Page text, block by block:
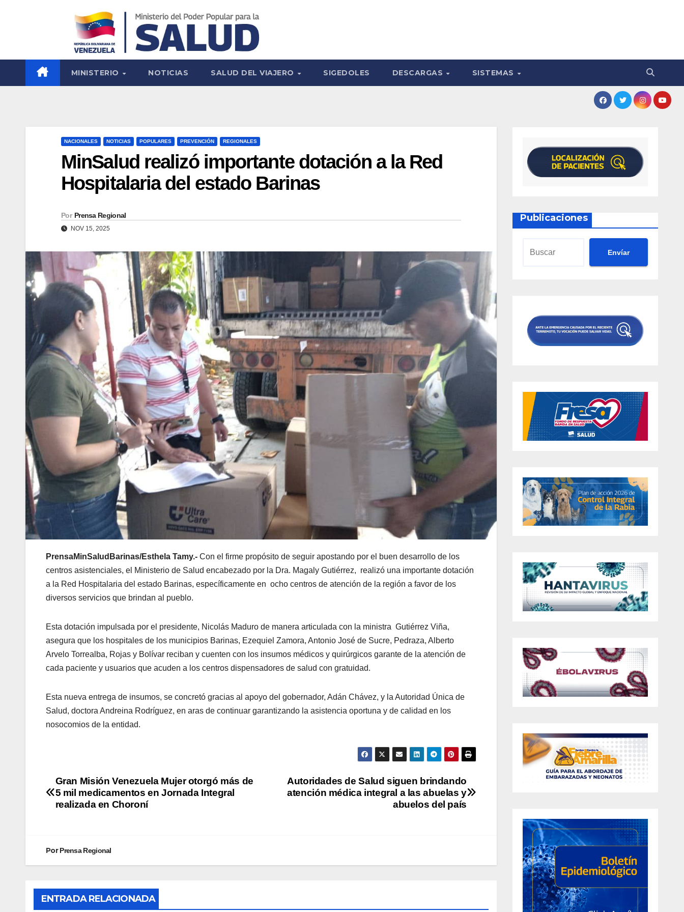
MINISTERIO NOTICIAS SALUD DEL VIAJERO SIGEDOLES DESCARGAS SISTEMAS
NACIONALES NOTICIAS POPULARES PREVENCIÓN REGIONALES
MinSalud realizó importante dotación a la Red
Hospitalaria del estado Barinas
Por Prensa Regional
NOV 15, 2025
PrensaMinSaludBarinas/Esthela Tamy.- Con el firme propósito de seguir apostando por el buen desarrollo de los
centros asistenciales, el Ministerio de Salud encabezado por la Dra. Magaly Gutiérrez, realizó una importante dotación
a la Red Hospitalaria del estado Barinas, específicamente en ocho centros de atención de la región a favor de los
diversos servicios que brindan al pueblo.
Esta dotación impulsada por el presidente, Nicolás Maduro de manera articulada con la ministra Gutiérrez Viña,
asegura que los hospitales de los municipios Barinas, Ezequiel Zamora, Antonio José de Sucre, Pedraza, Alberto
Arvelo Torrealba, Rojas y Bolívar reciban y cuenten con los insumos médicos y quirúrgicos garante de la atención de
cada paciente y usuarios que acuden a los centros dispensadores de salud con gratuidad.
Esta nueva entrega de insumos, se concretó gracias al apoyo del gobernador, Adán Chávez, y la Autoridad Única de
Salud, doctora Andreina Rodríguez, en aras de continuar garantizando la asistencia oportuna y de calidad en los
nosocomios de la entidad.
Autoridades de Salud siguen brindando
atención médica integral a las abuelas y
abuelos del país
Gran Misión Venezuela Mujer otorgó más de
5 mil medicamentos en Jornada Integral
realizada en Choroní
PorPrensa Regional
ENTRADA RELACIONADA
Publicaciones
Envíar